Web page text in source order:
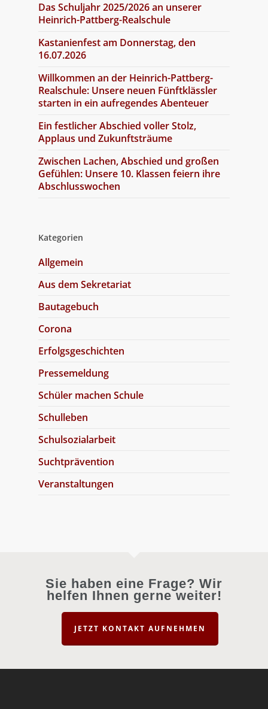
Das Schuljahr 2025/2026 an unserer
Heinrich-Pattberg-Realschule
Kastanienfest am Donnerstag, den
16.07.2026
Willkommen an der Heinrich-Pattberg-
Realschule: Unsere neuen Fünftklässler
starten in ein aufregendes Abenteuer
Ein festlicher Abschied voller Stolz,
Applaus und Zukunftsträume
Zwischen Lachen, Abschied und großen
Gefühlen: Unsere 10. Klassen feiern ihre
Abschlusswochen
Kategorien
Allgemein
Aus dem Sekretariat
Bautagebuch
Corona
Erfolgsgeschichten
Pressemeldung
Schüler machen Schule
Schulleben
Schulsozialarbeit
Suchtprävention
Veranstaltungen
Sie haben eine Frage? Wir
helfen Ihnen gerne weiter!
JETZT KONTAKT AUFNEHMEN